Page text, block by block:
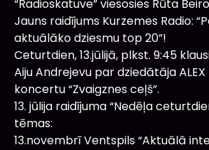
“Radioskatuve” viesosies Rūta
Jauns raidījums Kurzemes Radio:
aktuālāko dziesmu top 20”!
Ceturtdien, 13.jūlijā, plkst. 9:45
Aiju Andrejevu par dziedātāja
koncertu “Zvaigznes ceļš”.
13. jūlija raidījuma “Nedēļa
tēmas:
13.novembrī Ventspils “Aktuālā